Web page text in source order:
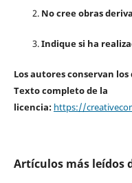
No cree obras
Indique si ha
Los autores conservan
Texto completo de la
licencia: https://
Artículos más leídos